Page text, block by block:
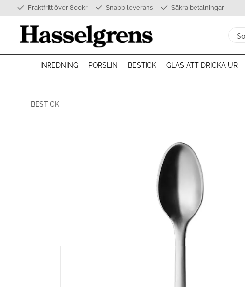
Fraktfritt över 800kr Snabb leverans Säkra betalningar
INREDNING PORSLIN BESTICK GLAS ATT DRICKA UR
BESTICK